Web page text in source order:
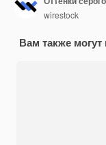
wirestock
Вам также